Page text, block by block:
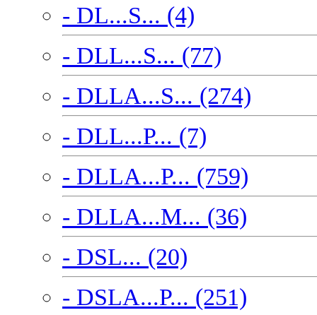
- DL...S... (4)
- DLL...S... (77)
- DLLA...S... (274)
- DLL...P... (7)
- DLLA...P... (759)
- DLLA...M... (36)
- DSL... (20)
- DSLA...P... (251)